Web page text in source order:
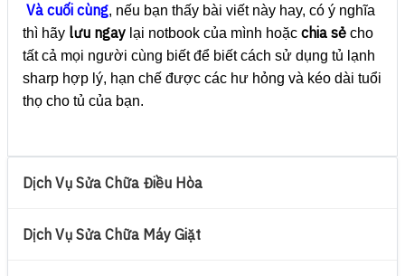
Và cuối cùng, nếu bạn thấy bài viết này hay, có ý nghĩa
thì hãy lưu ngay lại notbook của mình hoặc chia sẻ cho
tất cả mọi người cùng biết để biết cách sử dụng tủ lạnh
sharp hợp lý, hạn chế được các hư hỏng và kéo dài tuổi
thọ cho tủ của bạn.
Dịch Vụ Sửa Chữa Điều Hòa
Dịch Vụ Sửa Chữa Máy Giặt